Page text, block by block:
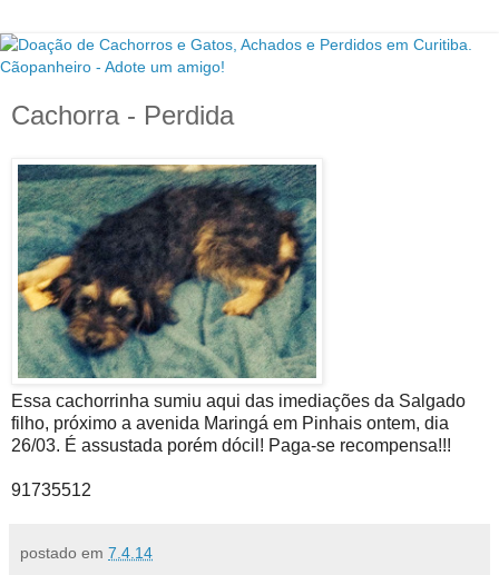
Cachorra - Perdida
Essa cachorrinha sumiu aqui das imediações da Salgado
filho, próximo a avenida Maringá em Pinhais ontem, dia
26/03. É assustada porém dócil! Paga-se recompensa!!!
91735512
postado em 7.4.14